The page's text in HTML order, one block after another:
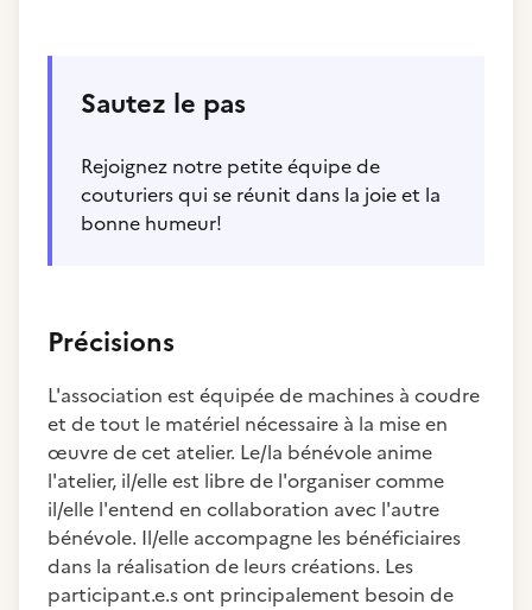
Sautez le pas
Rejoignez notre petite équipe de
couturiers qui se réunit dans la joie et la
bonne humeur!
Précisions
L'association est équipée de machines à coudre
et de tout le matériel nécessaire à la mise en
œuvre de cet atelier. Le/la bénévole anime
l'atelier, il/elle est libre de l'organiser comme
il/elle l'entend en collaboration avec l'autre
bénévole. Il/elle accompagne les bénéficiaires
dans la réalisation de leurs créations. Les
participant.e.s ont principalement besoin de